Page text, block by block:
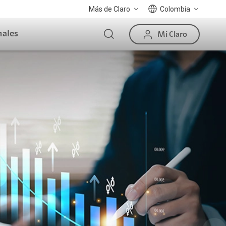
Más de Claro Colombia
Mi Claro